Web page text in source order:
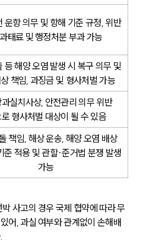
운항 의무 및 항해 기준 규정, 위반
태료 및 행정처분 부과 가능
등 해양 오염 발생 시 복구 의무 및
책임, 과징금 및 형사처벌 가능
실치사상, 안전관리 의무 위반
형사처벌 대상이 될 수 있음
책임, 해상 운송, 해양 오염 배상
준 적용 및 관할·준거법 분쟁 발생
가능
사고의 경우 국제 협약에 따라 무
어, 과실 여부와 관계없이 손해배